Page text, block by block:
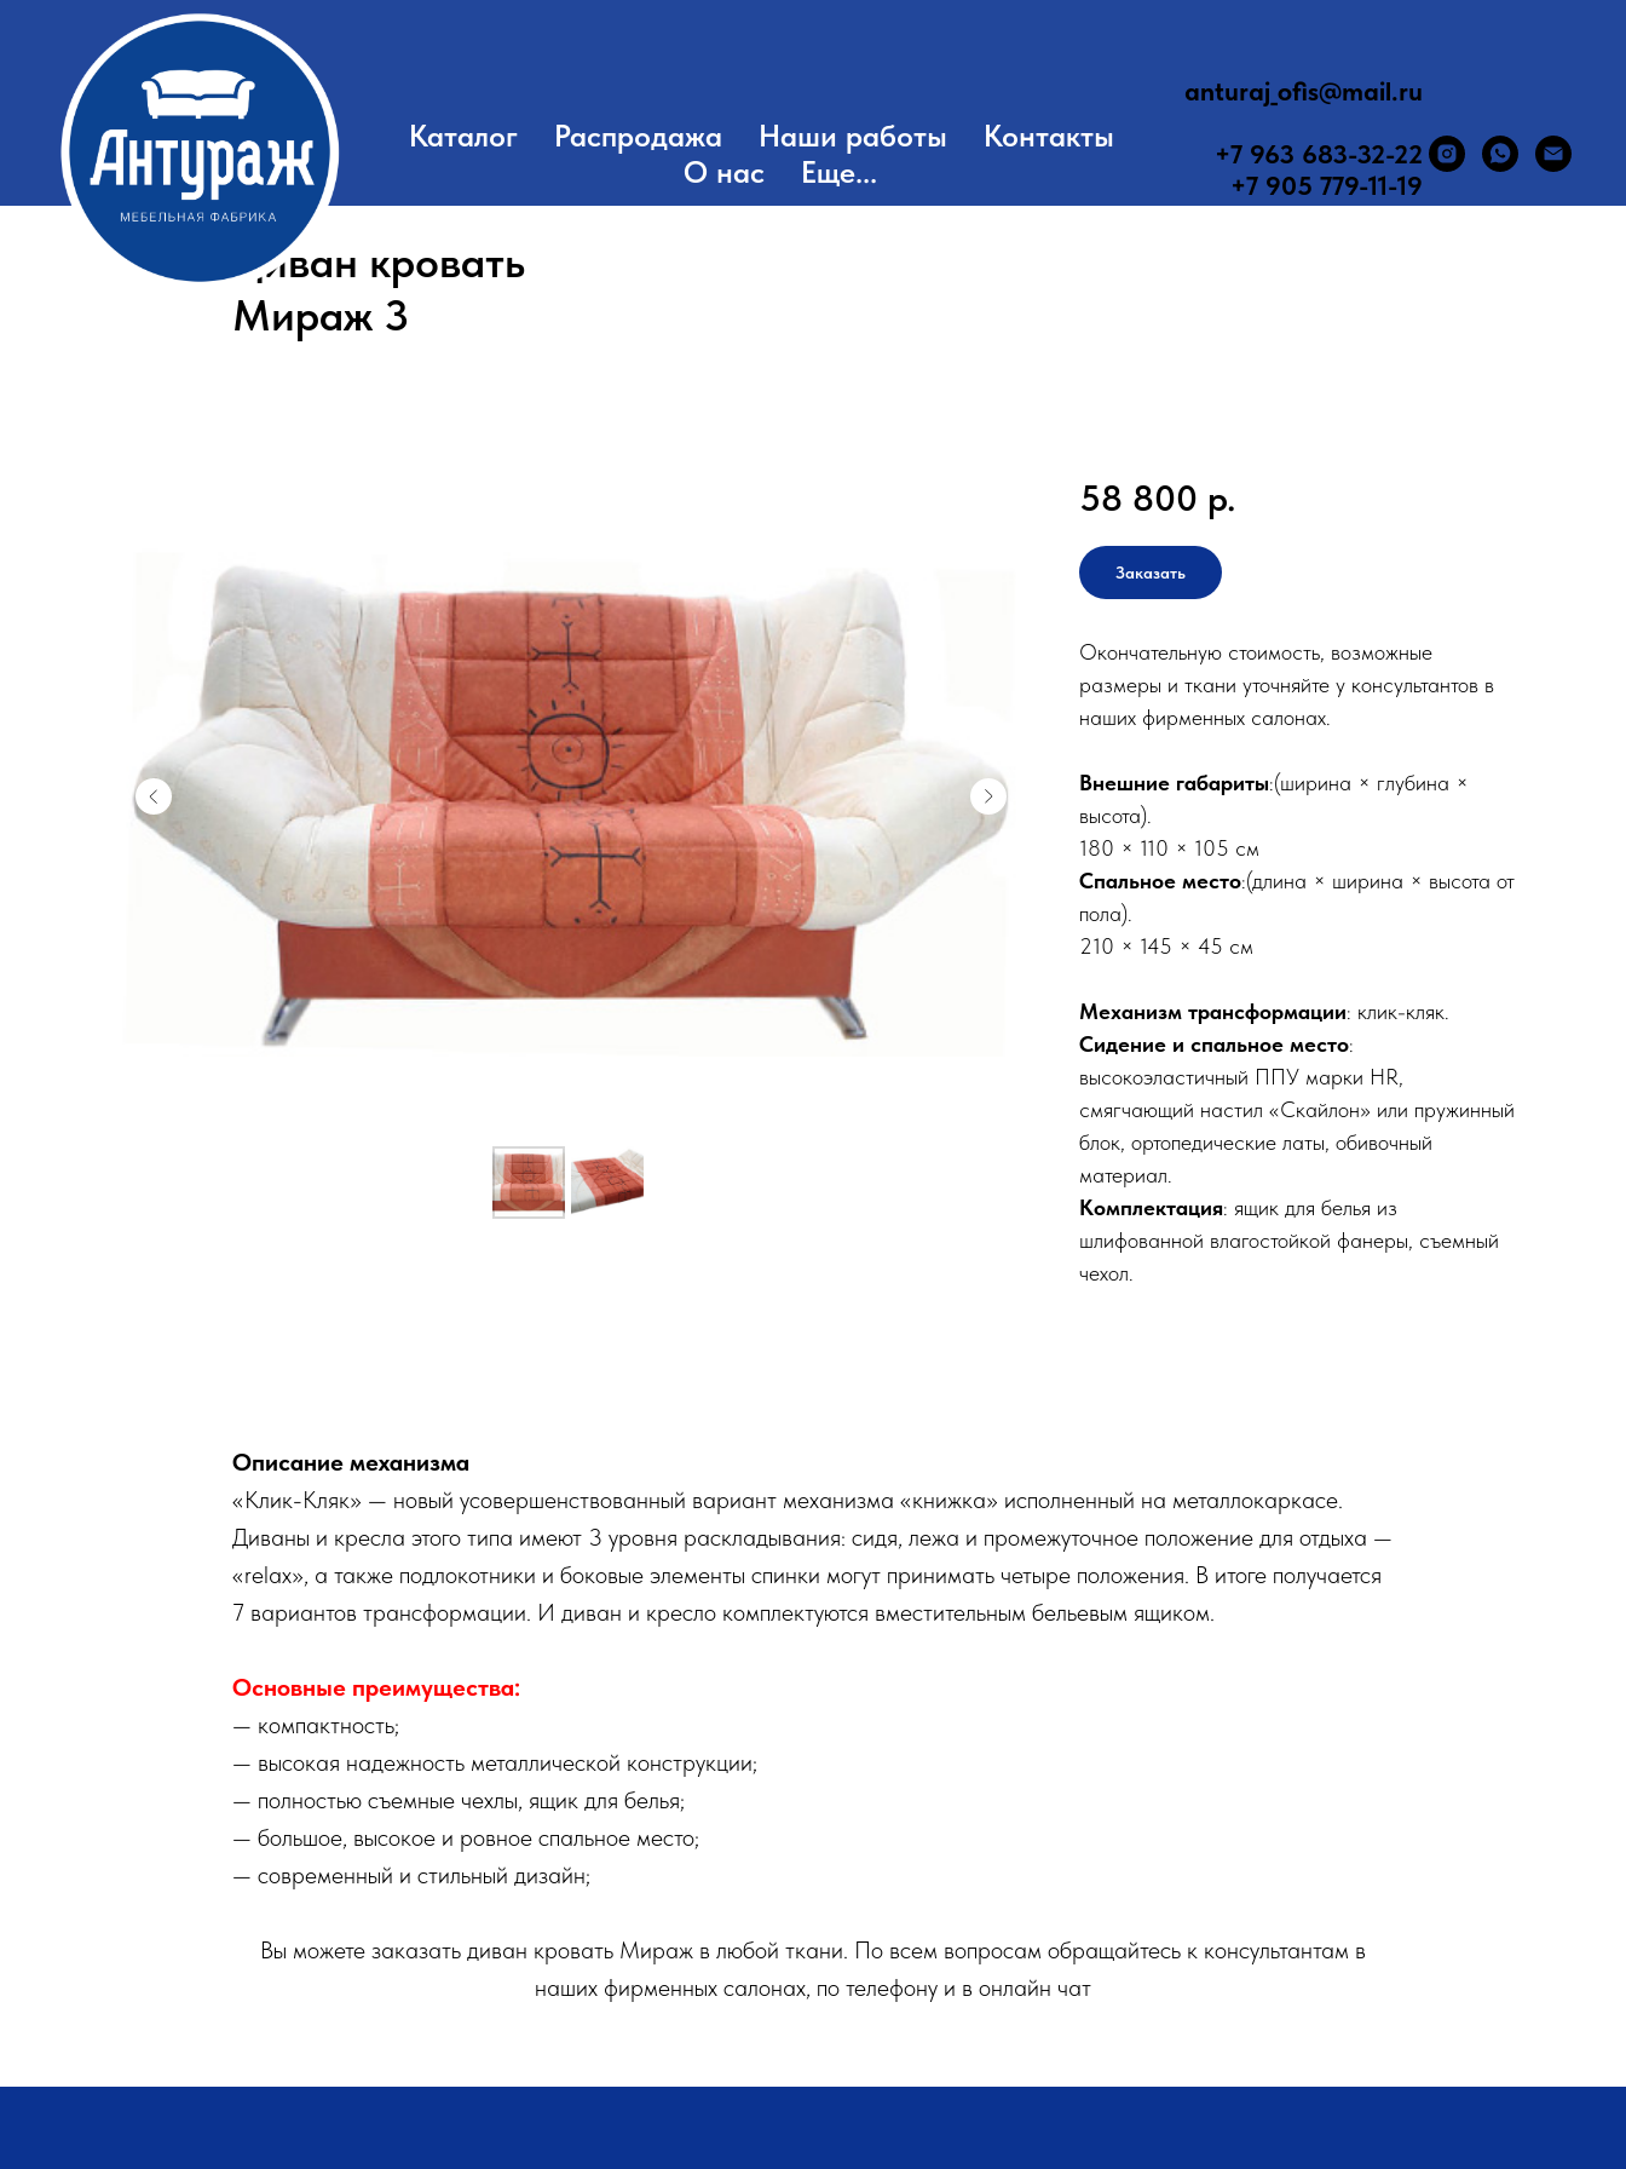
Каталог Распродажа Наши работы
Контакты
О нас
Еще...
anturaj_ofis@mail.ru
+7 963 683-32-22
+7 905 779-11-19
Диван кровать
Мираж 3
58 800 р.
Заказать
Окончательную стоимость, возможные
размеры и ткани уточняйте у консультантов в
наших фирменных салонах.
Внешние габариты:(ширина × глубина ×
высота).
180 × 110 × 105 см
Спальное место:(длина × ширина × высота от
пола).
210 × 145 × 45 см
Механизм трансформации: клик-кляк.
Сидение и спальное место:
высокоэластичный ППУ марки HR,
смягчающий настил «Скайлон» или пружинный
блок, ортопедические латы, обивочный
материал.
Комплектация: ящик для белья из
шлифованной влагостойкой фанеры, съемный
чехол.
Описание механизма
«Клик-Кляк» — новый усовершенствованный вариант механизма «книжка» исполненный на металлокаркасе.
Диваны и кресла этого типа имеют 3 уровня раскладывания: сидя, лежа и промежуточное положение для отдыха —
«relax», а также подлокотники и боковые элементы спинки могут принимать четыре положения. В итоге получается
7 вариантов трансформации. И диван и кресло комплектуются вместительным бельевым ящиком.
Основные преимущества:
— компактность;
— высокая надежность металлической конструкции;
— полностью съемные чехлы, ящик для белья;
— большое, высокое и ровное спальное место;
— современный и стильный дизайн;
Вы можете заказать диван кровать Мираж в любой ткани. По всем вопросам обращайтесь к консультантам в
наших фирменных салонах, по телефону и в онлайн чат